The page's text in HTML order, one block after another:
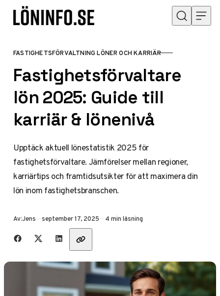
Hoppa till innehåll
KATEGORI
FASTIGHETSFÖRVALTNING LÖNER OCH KARRIÄR
Fastighetsförvaltare
lön 2025: Guide till
karriär & lönenivå
Upptäck aktuell lönestatistik 2025 för
fastighetsförvaltare. Jämförelser mellan regioner,
karriärtips och framtidsutsikter för att maximera din
lön inom fastighetsbranschen.
Av:Jens Publicerad
september 17, 2025 4 min läsning
Dela med vänner